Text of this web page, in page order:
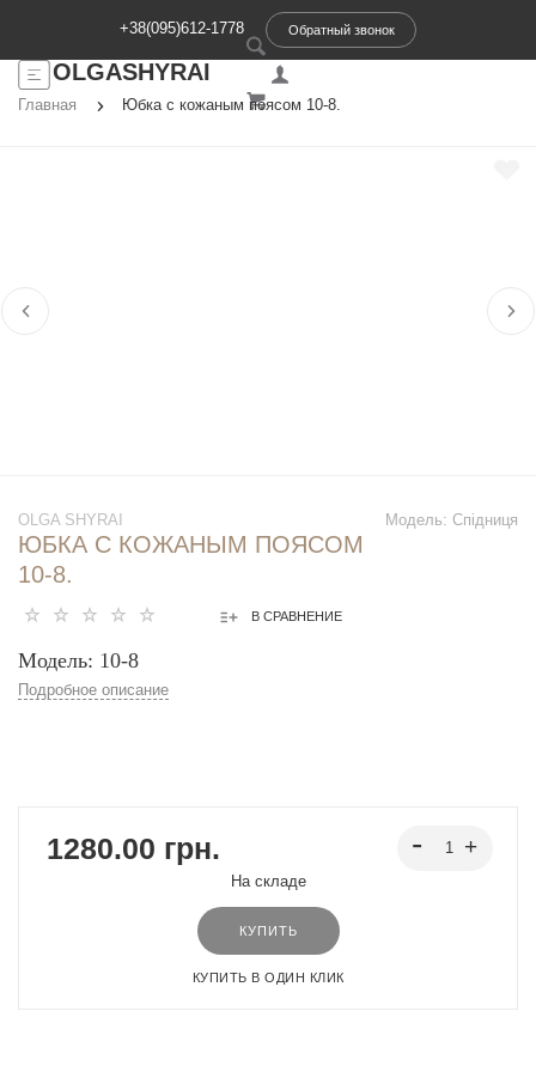
+38(095)612-1778 Обратный звонок
OLGASHYRAI
Главная Юбка с кожаным поясом 10-8.
Модель: Спідниця
OLGA SHYRAI
ЮБКА С КОЖАНЫМ ПОЯСОМ
10-8.
В СРАВНЕНИЕ
Модель: 10-8
Подробное описание
1280.00 грн.
На складе
КУПИТЬ
КУПИТЬ В ОДИН КЛИК